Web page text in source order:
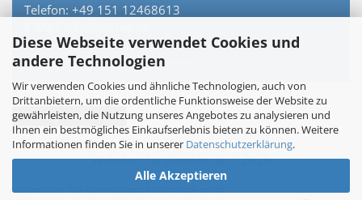
Diese Webseite verwendet Cookies und
andere Technologien
Wir verwenden Cookies und ähnliche Technologien, auch von
Drittanbietern, um die ordentliche Funktionsweise der Website zu
gewährleisten, die Nutzung unseres Angebotes zu analysieren und
Ihnen ein bestmögliches Einkaufserlebnis bieten zu können. Weitere
Informationen finden Sie in unserer Datenschutzerklärung.
Alle Akzeptieren
Telefon: +49 151 12468613
Persönlich erreichbar – keine Hotline.
Vertrag widerrufen
Webshopby Gambio.de © 2026
Ausgewählte Top-Bewertungen für www.toi-tee.de